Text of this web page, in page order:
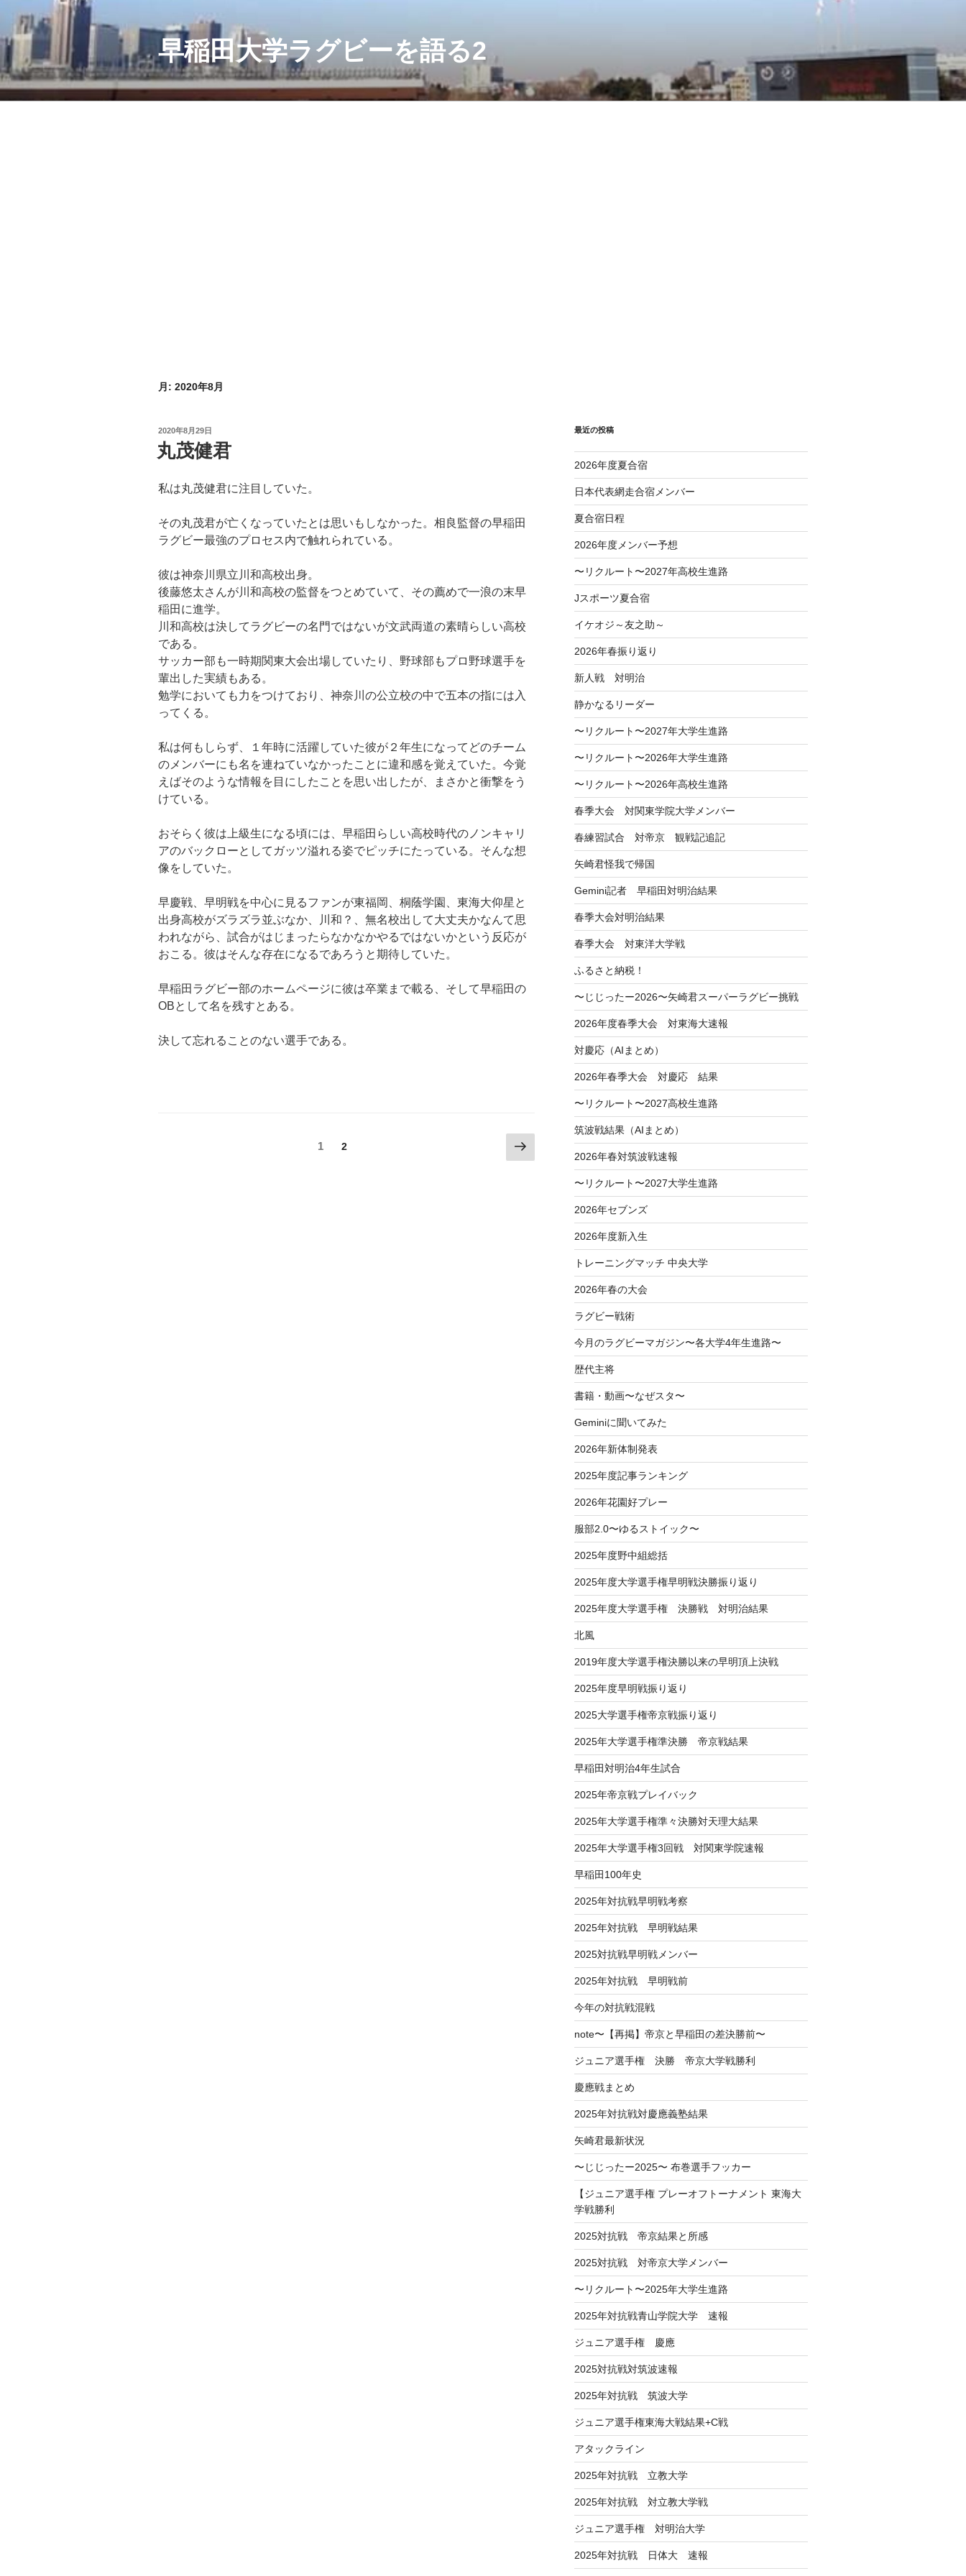
テ
ン
ツ
へ
早稲田大学ラグビーを語る2
月: 2020年8月
投
稿
日:
2020年8月29日
丸茂健君
私は丸茂健君に注目していた。
その丸茂君が亡くなっていたとは思いもしなかった。相良監督の早稲田
ラグビー最強のプロセス内で触れられている。
彼は神奈川県立川和高校出身。
後藤悠太さんが川和高校の監督をつとめていて、その薦めで一浪の末早
稲田に進学。
川和高校は決してラグビーの名門ではないが文武両道の素晴らしい高校
である。
サッカー部も一時期関東大会出場していたり、野球部もプロ野球選手を
輩出した実績もある。
勉学においても力をつけており、神奈川の公立校の中で五本の指には入
ってくる。
私は何もしらず、１年時に活躍していた彼が２年生になってどのチーム
のメンバーにも名を連ねていなかったことに違和感を覚えていた。今覚
えばそのような情報を目にしたことを思い出したが、まさかと衝撃をう
けている。
おそらく彼は上級生になる頃には、早稲田らしい高校時代のノンキャリ
アのバックローとしてガッツ溢れる姿でピッチにたっている。そんな想
像をしていた。
早慶戦、早明戦を中心に見るファンが東福岡、桐蔭学園、東海大仰星と
出身高校がズラズラ並ぶなか、川和？、無名校出して大丈夫かなんて思
われながら、試合がはじまったらなかなかやるではないかという反応が
おこる。彼はそんな存在になるであろうと期待していた。
早稲田ラグビー部のホームページに彼は卒業まで載る、そして早稲田の
OBとして名を残すとある。
決して忘れることのない選手である。
固
1
固
2
次
の
最近の投稿
2026年度夏合宿
日本代表網走合宿メンバー
夏合宿日程
2026年度メンバー予想
〜リクルート〜2027年高校生進路
Jスポーツ夏合宿
イケオジ～友之助～
2026年春振り返り
新人戦 対明治
静かなるリーダー
〜リクルート〜2027年大学生進路
〜リクルート〜2026年大学生進路
〜リクルート〜2026年高校生進路
春季大会 対関東学院大学メンバー
春練習試合 対帝京 観戦記追記
矢崎君怪我で帰国
Gemini記者 早稲田対明治結果
春季大会対明治結果
春季大会 対東洋大学戦
ふるさと納税！
〜じじったー2026〜矢崎君スーパーラグビー挑戦
2026年度春季大会 対東海大速報
対慶応（AIまとめ）
2026年春季大会 対慶応 結果
〜リクルート〜2027高校生進路
筑波戦結果（AIまとめ）
2026年春対筑波戦速報
〜リクルート〜2027大学生進路
2026年セブンズ
2026年度新入生
トレーニングマッチ 中央大学
2026年春の大会
ラグビー戦術
今月のラグビーマガジン〜各大学4年生進路〜
歴代主将
書籍・動画〜なぜスタ〜
Geminiに聞いてみた
2026年新体制発表
2025年度記事ランキング
2026年花園好プレー
服部2.0〜ゆるストイック〜
2025年度野中組総括
2025年度大学選手権早明戦決勝振り返り
2025年度大学選手権 決勝戦 対明治結果
北風
2019年度大学選手権決勝以来の早明頂上決戦
2025年度早明戦振り返り
2025大学選手権帝京戦振り返り
2025年大学選手権準決勝 帝京戦結果
早稲田対明治4年生試合
2025年帝京戦プレイバック
2025年大学選手権準々決勝対天理大結果
2025年大学選手権3回戦 対関東学院速報
早稲田100年史
2025年対抗戦早明戦考察
2025年対抗戦 早明戦結果
2025対抗戦早明戦メンバー
2025年対抗戦 早明戦前
今年の対抗戦混戦
note〜【再掲】帝京と早稲田の差決勝前〜
ジュニア選手権 決勝 帝京大学戦勝利
慶應戦まとめ
2025年対抗戦対慶應義塾結果
矢崎君最新状況
〜じじったー2025〜 布巻選手フッカー
【ジュニア選手権 プレーオフトーナメント 東海大
学戦勝利
2025対抗戦 帝京結果と所感
2025対抗戦 対帝京大学メンバー
〜リクルート〜2025年大学生進路
2025年対抗戦青山学院大学 速報
ジュニア選手権 慶應
2025対抗戦対筑波速報
2025年対抗戦 筑波大学
ジュニア選手権東海大戦結果+C戦
アタックライン
2025年対抗戦 立教大学
2025年対抗戦 対立教大学戦
ジュニア選手権 対明治大学
2025年対抗戦 日体大 速報